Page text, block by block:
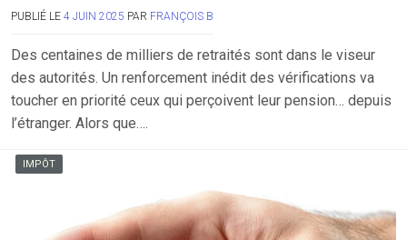
PUBLIÉ LE 4 JUIN 2025 PAR FRANÇOIS B
Des centaines de milliers de retraités sont dans le viseur
des autorités. Un renforcement inédit des vérifications va
toucher en priorité ceux qui perçoivent leur pension… depuis
l’étranger. Alors que….
IMPÔT